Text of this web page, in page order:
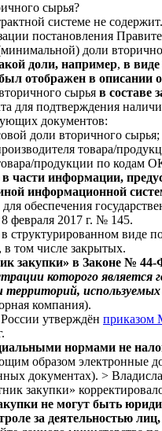
сырья?
системе не содержит.
постановления
доли
доли, например, в
отображен в описании
сырья в составе
подтверждения
документов:
доли вторичного сырья;
товара/
продукции по кодам
части информации,
информационной
для обеспечения
февраля 2017 г. № 145.
виде
том числе закрытых.
закупки» в Законе №
которого является
компания).
утверждён приказом
нормами не
образом электронные
документах). >
закупки»
не могут быть
за деятельностью